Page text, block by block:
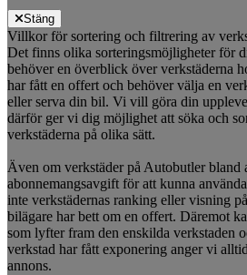
Stäng
Villkor för sortering och filtrering av
Det finns olika sorteringsmöjligheter för
behöver en överblick över verkstäderna
har fått en offert och behöver välja en
eller serva din bil. Vi vill göra din
därför ger vi dig möjlighet att söka och
verkstäderna på olika sätt.
Även om verkstäder på Autobutler bland
abonnemangsavgift för att kunna
inte verkstädernas ranking eller visning
bilägare har bett om en offert. Däremot
som lyfter fram den enskilda verkstaden
verkstad har fått exponering anger vi
annons.